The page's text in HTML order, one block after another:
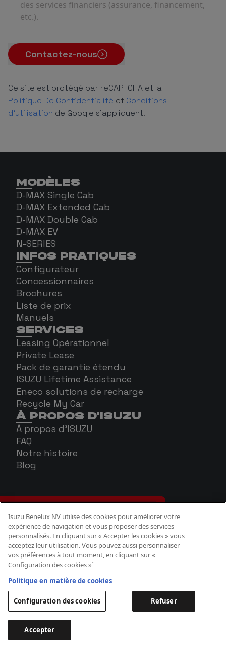
des services financiers (assurance, financement,
etc.).
Contactez-nous
Ce site est protégé par reCAPTCHA et la
Politique De Confidentialité et Conditions
d'utilisation de Google s'appliquent.
MODÈLES
D-MAX Single Cab
D-MAX Extended Cab
D-MAX Double Cab
D-MAX EV
N-SERIES
INFOS PRATIQUES
Configurateur
Concessionnaires
Brochures
Liste de prix
Manuels
SERVICES
Leasing Opérationnel
Private Lease
Pack de garantie étendu
ISUZU Lifetime Assistance
Eneco solutions de recharge
Recycle My Car
À PROPOS D'ISUZU
À propos d'ISUZU
FAQ
Notre histoire
Blog
Politique CookiesPolitique confidentialité
Aspects légaux
Isuzu Benelux NV utilise des cookies pour améliorer votre
expérience de navigation et vous proposer des services
personnalisés. En cliquant sur « Accepter les cookies » vous
acceptez leur utilisation. Vous pouvez aussi personnaliser
vos préférences à tout moment, en cliquant sur «
Configuration des cookies »´
Politique en matière de cookies
Configuration des cookies Refuser
Accepter